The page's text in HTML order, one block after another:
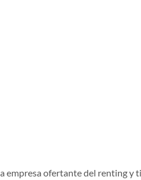
empresa ofertante del renting y